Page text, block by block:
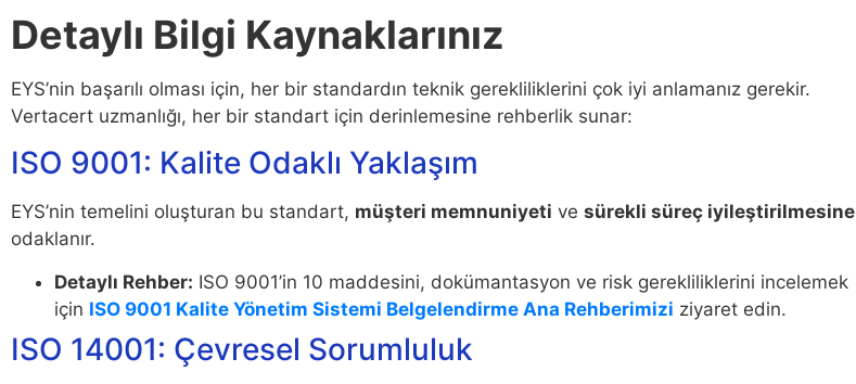
Detaylı Bilgi Kaynaklarınız
EYS’nin başarılı olması için, her bir standardın teknik gerekliliklerini çok iyi anlamanız gerekir.
Vertacert uzmanlığı, her bir standart için derinlemesine rehberlik sunar:
ISO 9001: Kalite Odaklı Yaklaşım
EYS’nin temelini oluşturan bu standart, müşteri memnuniyeti ve sürekli süreç iyileştirilmesine
odaklanır.
Detaylı Rehber: ISO 9001’in 10 maddesini, dokümantasyon ve risk gerekliliklerini incelemek
için ISO 9001 Kalite Yönetim Sistemi Belgelendirme Ana Rehberimizi ziyaret edin.
ISO 14001: Çevresel Sorumluluk